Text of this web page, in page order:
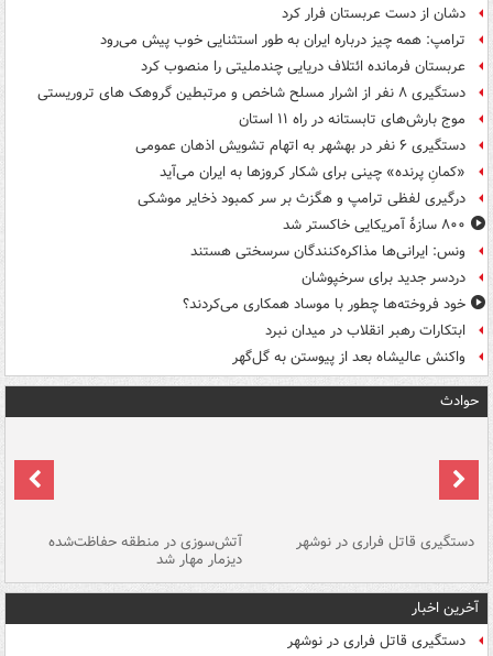
دشان از دست عربستان فرار کرد
ترامپ: همه چیز درباره ایران به طور استثنایی خوب پیش می‌رود
عربستان فرمانده ائتلاف دریایی چندملیتی را منصوب کرد
دستگیری ۸ نفر از اشرار مسلح شاخص و مرتبطین گروهک های تروریستی
موج بارش‌های تابستانه در راه ۱۱ استان
دستگیری ۶ نفر در بهشهر به اتهام تشویش اذهان عمومی
«کمانِ پرنده» چینی برای شکار کروزها به ایران می‌آید
درگیری لفظی ترامپ و هگزث بر سر کمبود ذخایر موشکی
۸۰۰ سازۀ آمریکایی خاکستر شد
ونس: ایرانی‌ها مذاکره‌کنندگان سرسختی هستند
دردسر جدید برای سرخپوشان
خود فروخته‌ها چطور با موساد همکاری می‌کردند؟
ابتکارات رهبر انقلاب در میدان نبرد
واکنش عالیشاه بعد از پیوستن به گل‌گهر
حوادث
دستگیری قاتل فراری در نوشهر آتش‌سوزی در منطقه حفاظت‌شده
دیزمار مهار شد
آخرین اخبار
دستگیری قاتل فراری در نوشهر